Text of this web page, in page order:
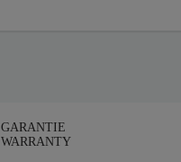
GARANTIE
WARRANTY